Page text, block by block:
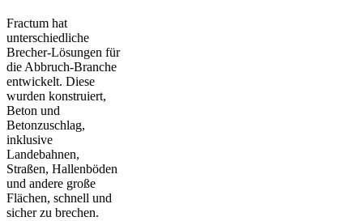
Fractum hat
unterschiedliche
Brecher-Lösungen für
die Abbruch-Branche
entwickelt. Diese
wurden konstruiert,
Beton und
Betonzuschlag,
inklusive
Landebahnen,
Straßen, Hallenböden
und andere große
Flächen, schnell und
sicher zu brechen.